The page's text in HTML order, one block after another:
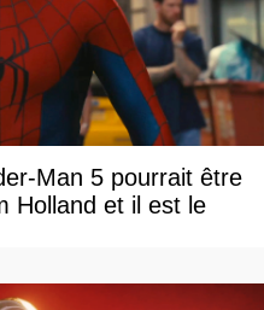
Man 5 pourrait être
et il est le